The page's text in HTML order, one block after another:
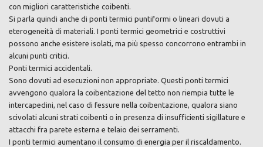
con migliori caratteristiche coibenti.
Si parla quindi anche di ponti termici puntiformi o lineari dovuti a
eterogeneità di materiali. I ponti termici geometrici e costruttivi
possono anche esistere isolati, ma più spesso concorrono entrambi in
alcuni punti critici.
Ponti termici accidentali.
Sono dovuti ad esecuzioni non appropriate. Questi ponti termici
avvengono qualora la coibentazione del tetto non riempia tutte le
intercapedini, nel caso di fessure nella coibentazione, qualora siano
scivolati alcuni strati coibenti o in presenza di insufficienti sigillature e
attacchi fra parete esterna e telaio dei serramenti.
I ponti termici aumentano il consumo di energia per il riscaldamento.